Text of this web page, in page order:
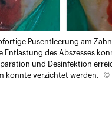
Pusentleerung am Zahn
Entlastung des Abszesses
und Desinfektion
konnte verzichtet werden.
©